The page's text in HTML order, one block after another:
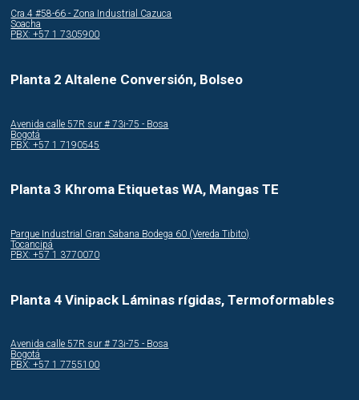
Cra.4 #58-66 - Zona Industrial Cazuca
Soacha
PBX: +57 1 7305900
Planta 2 Altalene Conversión, Bolseo
Avenida calle 57R sur # 73i-75 - Bosa
Bogotá
PBX: +57 1 7190545
Planta 3 Khroma Etiquetas WA, Mangas TE
Parque Industrial Gran Sabana Bodega 60 (Vereda Tibito)
Tocancipá
PBX: +57 1 3770070
Planta 4 Vinipack Láminas rígidas, Termoformables
Avenida calle 57R sur # 73i-75 - Bosa
Bogotá
PBX: +57 1 7755100